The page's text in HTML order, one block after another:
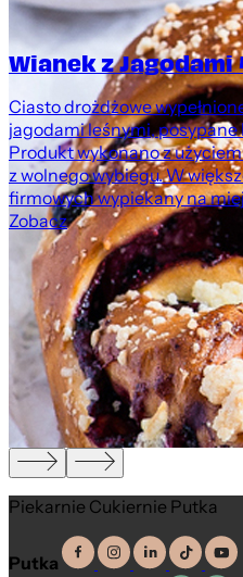
Wianek z Jagodami
Ciasto drożdżowe
jagodami leśnymi, posypane
Produkt wykonano z
z wolnego wybiegu. W
firmowych wypiekany na
Zobacz
Piekarnie Cukiernie Putka
Putka